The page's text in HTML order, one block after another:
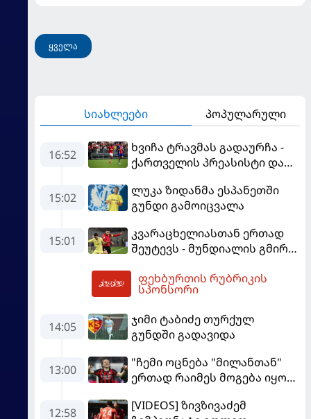
ყველა
სიახლეები პოპულარული
16:52
ხვიჩა ტრავმას გადაურჩა -
ქართველის პრეასისტი და
იუნაიტედთან"
15:02
ლუკა ზიდანმა ესპანეთში
გუნდი გამოიცვალა
15:01
კვარაცხელიასთან ერთად
შეუტევს - მუნდიალის გმირი
გახდება
ფეხბურთის რუბრიკის
სპონსორი
14:05
ჯიმი ტაბიძე თურქულ
გუნდში გადავიდა
13:00
"ჩემი ოცნება "მილანთან"
ერთად რაიმეს მოგება იყო" -
თავის მისიაზე ისაუბრა
12:58
[VIDEOS] ზივზივაძემ